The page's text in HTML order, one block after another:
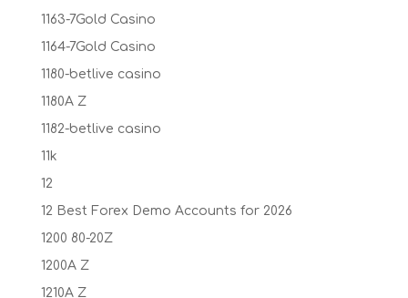
1163-7Gold Casino
1164-7Gold Casino
1180-betlive casino
1180A Z
1182-betlive casino
11k
12
12 Best Forex Demo Accounts for 2026
1200 80-20Z
1200A Z
1210A Z